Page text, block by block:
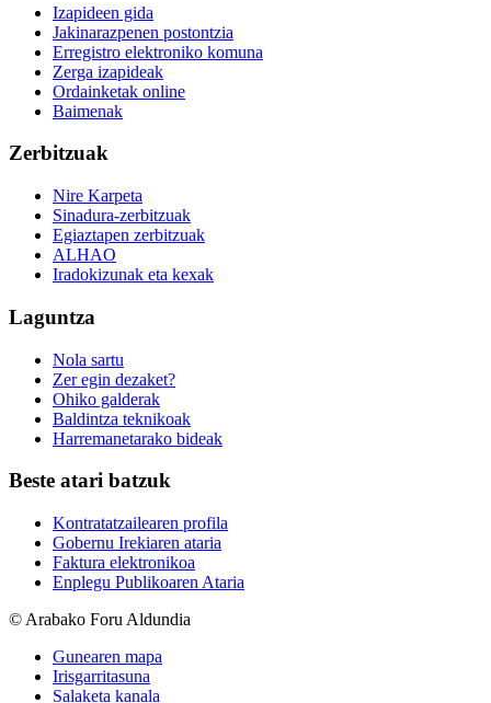
Izapideen gida
Jakinarazpenen postontzia
Erregistro elektroniko komuna
Zerga izapideak
Ordainketak online
Baimenak
Zerbitzuak
Nire Karpeta
Sinadura-zerbitzuak
Egiaztapen zerbitzuak
ALHAO
Iradokizunak eta kexak
Laguntza
Nola sartu
Zer egin dezaket?
Ohiko galderak
Baldintza teknikoak
Harremanetarako bideak
Beste atari batzuk
Kontratatzailearen profila
Gobernu Irekiaren ataria
Faktura elektronikoa
Enplegu Publikoaren Ataria
© Arabako Foru Aldundia
Gunearen mapa
Irisgarritasuna
Salaketa kanala